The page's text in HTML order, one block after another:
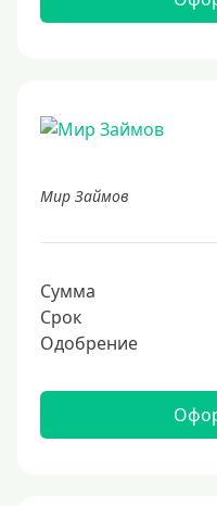
Мир Займов
Сумма
Срок
Одобрение